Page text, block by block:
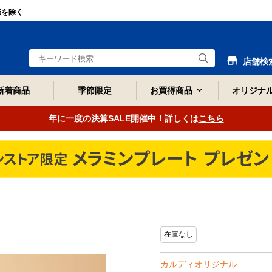
除く
店舗検
着商品 季節限定 お買得商品 オリジナ
年に一度の決算SALE開催中！詳しくはこちら
在庫なし
カルディオリジナル